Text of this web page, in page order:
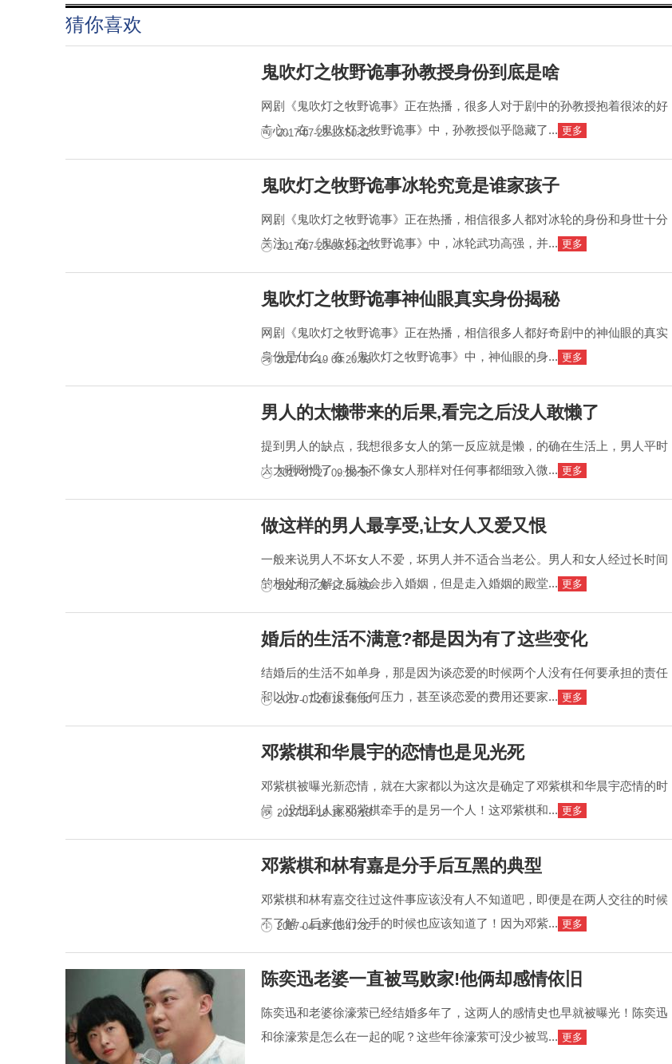
猜你喜欢
鬼吹灯之牧野诡事孙教授身份到底是啥
网剧《鬼吹灯之牧野诡事》正在热播，很多人对于剧中的孙教授抱着很浓的好
奇心。在《鬼吹灯之牧野诡事》中，孙教授似乎隐藏了... 更多
2017-07-25 13:50:32
鬼吹灯之牧野诡事冰轮究竟是谁家孩子
网剧《鬼吹灯之牧野诡事》正在热播，相信很多人都对冰轮的身份和身世十分
关注。在《鬼吹灯之牧野诡事》中，冰轮武功高强，并... 更多
2017-07-20 09:29:11
鬼吹灯之牧野诡事神仙眼真实身份揭秘
网剧《鬼吹灯之牧野诡事》正在热播，相信很多人都好奇剧中的神仙眼的真实
身份是什么。在《鬼吹灯之牧野诡事》中，神仙眼的身... 更多
2017-07-19 09:20:03
男人的太懒带来的后果,看完之后没人敢懒了
提到男人的缺点，我想很多女人的第一反应就是懒，的确在生活上，男人平时
大大咧咧惯了，根本不像女人那样对任何事都细致入微... 更多
2017-07-27 09:20:38
做这样的男人最享受,让女人又爱又恨
一般来说男人不坏女人不爱，坏男人并不适合当老公。男人和女人经过长时间
的相处和了解之后就会步入婚姻，但是走入婚姻的殿堂... 更多
2017-07-26 17:36:59
婚后的生活不满意?都是因为有了这些变化
结婚后的生活不如单身，那是因为谈恋爱的时候两个人没有任何要承担的责任
和以为，也有没有任何压力，甚至谈恋爱的费用还要家... 更多
2017-07-26 16:58:50
邓紫棋和华晨宇的恋情也是见光死
邓紫棋被曝光新恋情，就在大家都以为这次是确定了邓紫棋和华晨宇恋情的时
候，没想到人家邓紫棋牵手的是另一个人！这邓紫棋和... 更多
2017-04-19 16:50:15
邓紫棋和林宥嘉是分手后互黑的典型
邓紫棋和林宥嘉交往过这件事应该没有人不知道吧，即便是在两人交往的时候
不了解，后来他们分手的时候也应该知道了！因为邓紫... 更多
2017-04-19 16:47:32
陈奕迅老婆一直被骂败家!他俩却感情依旧
陈奕迅和老婆徐濠萦已经结婚多年了，这两人的感情史也早就被曝光！陈奕迅
和徐濠萦是怎么在一起的呢？这些年徐濠萦可没少被骂... 更多